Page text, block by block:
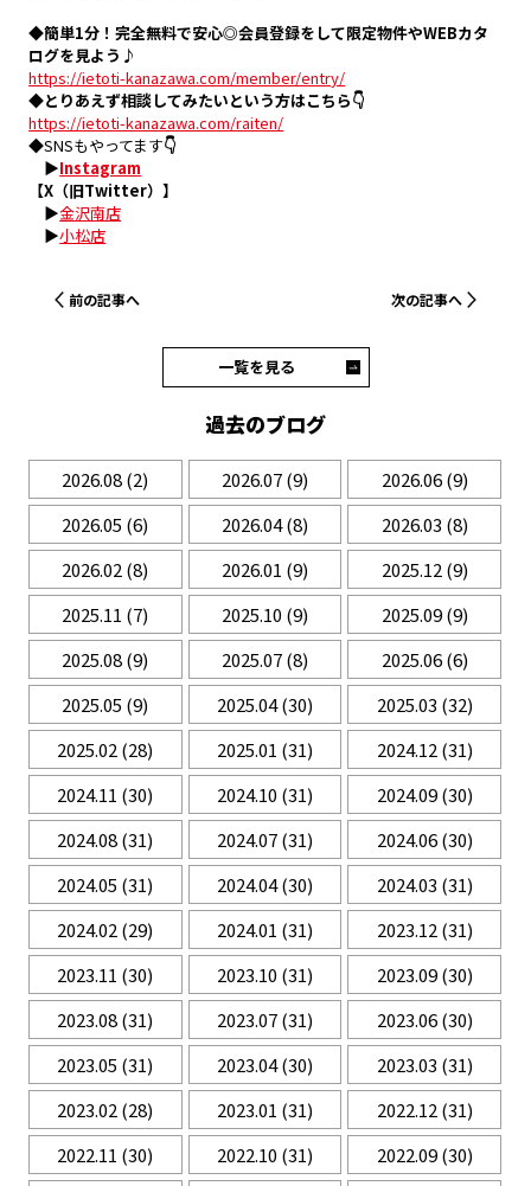
◆簡単1分！完全無料で安心◎会員登録をして限定物件やWEBカタ
ログを見よう♪
https://ietoti-kanazawa.com/member/entry/
◆とりあえず相談してみたいという方はこちら👇
https://ietoti-kanazawa.com/raiten/
◆SNSもやってます👇
▶Instagram
【X（旧Twitter）】
▶金沢南店
▶小松店
前の記事へ
一覧を見る
次の記事へ
過去のブログ
2026.08(2) 2026.07(9) 2026.06(9)
2026.05 (6) 2026.04(8) 2026.03 (8)
2026.02(8) 2026.01 (9) 2025.12(9)
2025.11 (7) 2025.10 (9) 2025.09(9)
2025.08(9) 2025.07(8) 2025.06(6)
2025.05 (9) 2025.04(30) 2025.03 (32)
2025.02(28) 2025.01 (31) 2024.12(31)
2024.11 (30) 2024.10 (31) 2024.09(30)
2024.08(31) 2024.07(31) 2024.06(30)
2024.05 (31) 2024.04(30) 2024.03 (31)
2024.02(29) 2024.01 (31) 2023.12(31)
2023.11 (30) 2023.10 (31) 2023.09(30)
2023.08(31) 2023.07(31) 2023.06(30)
2023.05 (31) 2023.04(30) 2023.03 (31)
2023.02(28) 2023.01 (31) 2022.12(31)
2022.11 (30) 2022.10 (31) 2022.09(30)